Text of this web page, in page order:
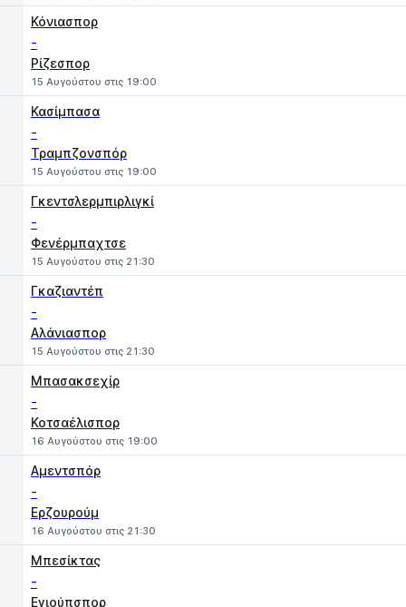
Κόνιασπορ
-
Ρίζεσπορ
15 Αυγούστου στις 19:00
Κασίμπασα
-
Τραμπζονσπόρ
15 Αυγούστου στις 19:00
Γκεντσλερμπιρλιγκί
-
Φενέρμπαχτσε
15 Αυγούστου στις 21:30
Γκαζιαντέπ
-
Αλάνιασπορ
15 Αυγούστου στις 21:30
Μπασακσεχίρ
-
Κοτσαέλισπορ
16 Αυγούστου στις 19:00
Αμεντσπόρ
-
Ερζουρούμ
16 Αυγούστου στις 21:30
Μπεσίκτας
-
Εγιούπσπορ